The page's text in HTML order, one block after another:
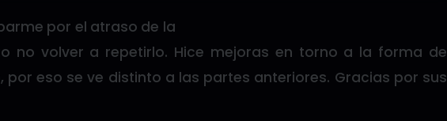
por el atraso de la
no volver a repetirlo. Hice mejoras en torno a la forma de
por eso se ve distinto a las partes anteriores. Gracias por sus